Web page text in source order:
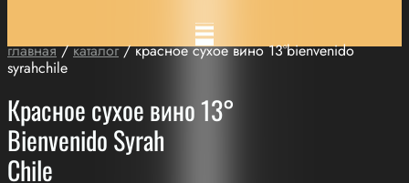
главная/каталог/ красное сухое вино 13°bienvenido
syrahchile
Красное сухое вино 13°
Bienvenido Syrah
Chile